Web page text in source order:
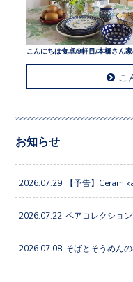
こ
お知らせ
2026.07.29 【予告】
2026.07.22 ペアコレクショ
2026.07.08 そばとそうめんの